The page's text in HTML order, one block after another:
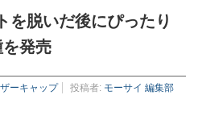
を脱いだ後にぴったり
発売
ーキャップ 投稿者: モーサイ 編集部